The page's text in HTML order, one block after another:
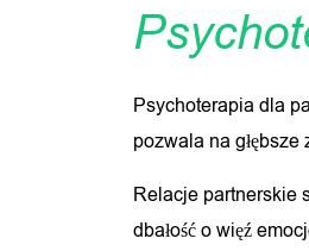
Psychoterapia dla
pozwala na
Relacje partnerskie
dbałość o więź